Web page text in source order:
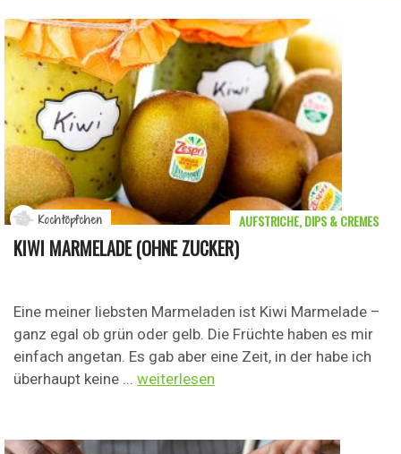
KIWI MARMELADE (OHNE ZUCKER)
Eine meiner liebsten Marmeladen ist Kiwi Marmelade –
ganz egal ob grün oder gelb. Die Früchte haben es mir
einfach angetan. Es gab aber eine Zeit, in der habe ich
überhaupt keine ... weiterlesen
AUFSTRICHE, DIPS & CREMES
Kochtöpfchen